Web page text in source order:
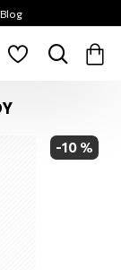
Blog
-10 %